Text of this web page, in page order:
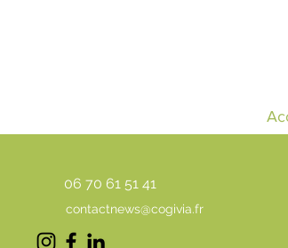
06 70 61 51 41
contactnews@cogivia.fr